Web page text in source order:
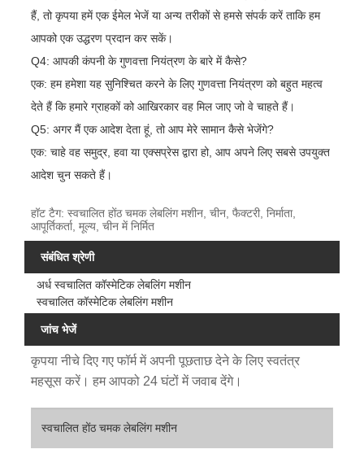
हैं, तो कृपया हमें एक ईमेल भेजें या अन्य तरीकों से हमसे संपर्क करें ताकि हम
आपको एक उद्धरण प्रदान कर सकें।
Q4: आपकी कंपनी के गुणवत्ता नियंत्रण के बारे में कैसे?
एक: हम हमेशा यह सुनिश्चित करने के लिए गुणवत्ता नियंत्रण को बहुत महत्व
देते हैं कि हमारे ग्राहकों को आखिरकार वह मिल जाए जो वे चाहते हैं।
Q5: अगर मैं एक आदेश देता हूं, तो आप मेरे सामान कैसे भेजेंगे?
एक: चाहे वह समुद्र, हवा या एक्सप्रेस द्वारा हो, आप अपने लिए सबसे उपयुक्त
आदेश चुन सकते हैं।
हॉट टैग: स्वचालित होंठ चमक लेबलिंग मशीन, चीन, फैक्टरी, निर्माता,
आपूर्तिकर्ता, मूल्य, चीन में निर्मित
संबंधित श्रेणी
अर्ध स्वचालित कॉस्मेटिक लेबलिंग मशीन
स्वचालित कॉस्मेटिक लेबलिंग मशीन
जांच भेजें
कृपया नीचे दिए गए फॉर्म में अपनी पूछताछ देने के लिए स्वतंत्र
महसूस करें। हम आपको 24 घंटों में जवाब देंगे।